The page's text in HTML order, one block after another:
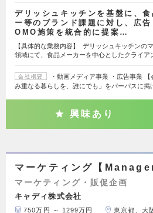
デリッシュキッチンを基盤に、食
ー等のブランド課題に対し、広告
OMO施策を統合的に提案…
【具体的な業務内容】 デリッシュキッチンの
領域にて、食品メーカーを中心としたクライ
会社概要
・動画メディア事業 ・広告事業
み重なる暮らしを、誰にでも」をパーパスに
興味あり
マーケティング【
マーケティング・販促企画
キャディ株式会社
750万円 ～ 1299万円 東京都、大